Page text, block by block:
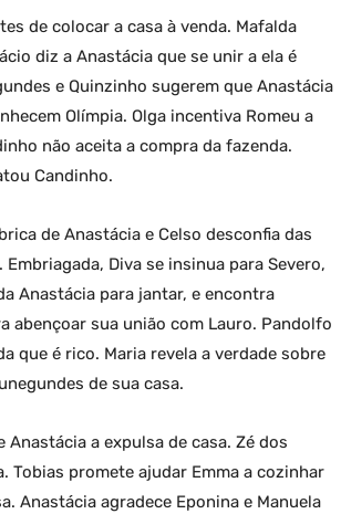
de colocar a casa à venda. Mafalda
diz a Anastácia que se unir a ela é
e Quinzinho sugerem que Anastácia
Olímpia. Olga incentiva Romeu a
não aceita a compra da fazenda.
Candinho.
de Anastácia e Celso desconfia das
Diva se insinua para Severo,
Anastácia para jantar, e encontra
abençoar sua união com Lauro. Pandolfo
que é rico. Maria revela a verdade sobre
de sua casa.
a expulsa de casa. Zé dos
Tobias promete ajudar Emma a cozinhar
Anastácia agradece Eponina e Manuela